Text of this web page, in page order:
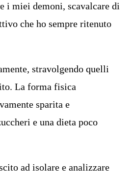
i miei demoni, scavalcare di
che ho sempre ritenuto
stravolgendo quelli
La forma fisica
sparita e
e una dieta poco
ad isolare e analizzare